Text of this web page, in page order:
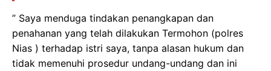
” Saya menduga tindakan penangkapan dan
penahanan yang telah dilakukan Termohon (polres
Nias ) terhadap istri saya, tanpa alasan hukum dan
tidak memenuhi prosedur undang-undang dan ini